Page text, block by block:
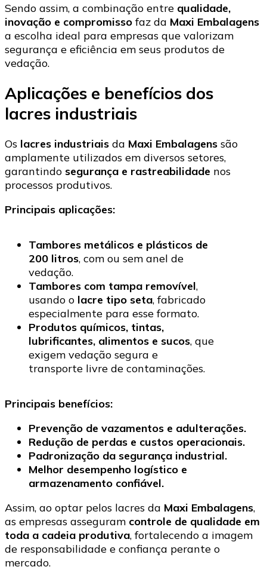
Sendo assim, a combinação entre qualidade,
inovação e compromissofaz da Maxi Embalagens
a escolha ideal para empresas que valorizam
segurança e eficiência em seus produtos de
vedação.
Aplicações e benefícios dos
lacres industriais
Os lacres industriais da Maxi Embalagens são
amplamente utilizados em diversos setores,
garantindo segurança e rastreabilidade nos
processos produtivos.
Principais aplicações:
Tambores metálicos e plásticos de
200 litros, com ou sem anel de
vedação.
Tambores com tampa removível,
usando o lacre tipo seta, fabricado
especialmente para esse formato.
Produtos químicos, tintas,
lubrificantes, alimentos e sucos, que
exigem vedação segura e
transporte livre de contaminações.
Principais benefícios:
Prevenção de vazamentos e adulterações.
Redução de perdas e custos operacionais.
Padronização da segurança industrial.
Melhor desempenho logístico e
armazenamento confiável.
Assim, ao optar pelos lacres da Maxi Embalagens,
as empresas asseguram controle de qualidade em
toda a cadeia produtiva, fortalecendo a imagem
de responsabilidade e confiança perante o
mercado.